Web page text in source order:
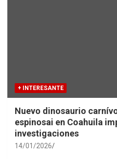
+ INTERESANTE
Nuevo dinosaurio
espinosai en Coahuila
investigaciones
14/01/2026